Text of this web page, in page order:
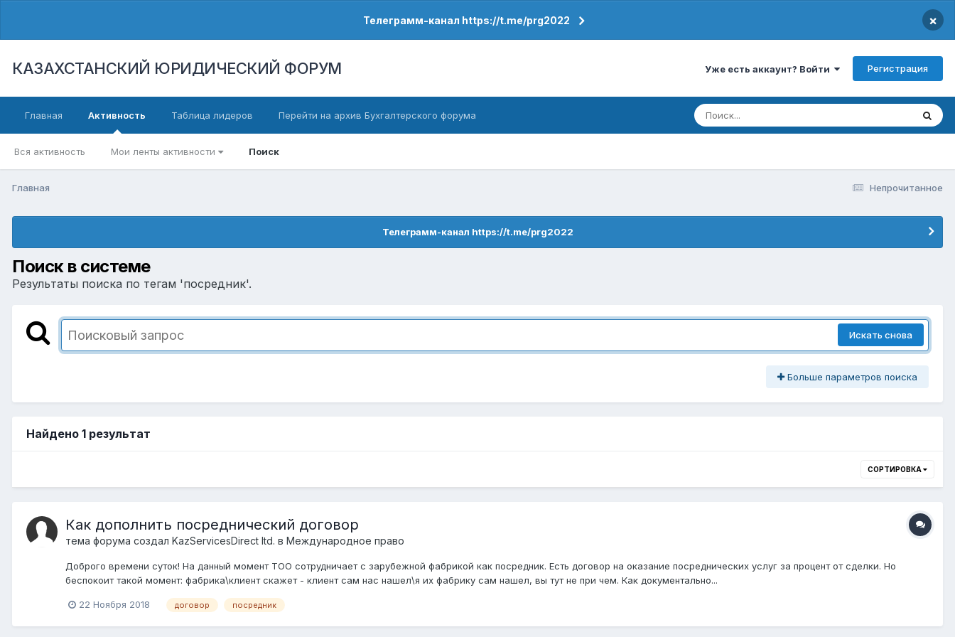
Телеграмм-канал https://t.me/prg2022 ×
КАЗАХСТАНСКИЙ ЮРИДИЧЕСКИЙ ФОРУМ Уже есть аккаунт? Войти Регистрация
Главная Активность
Вся активность Мои ленты активности Поиск
Таблица лидеров Перейти на архив Бухгалтерского форума
Непрочитанное
Главная
Телеграмм-канал https://t.me/prg2022
Поиск в системе
Результаты поиска по тегам 'посредник'.
Искать снова
Больше параметров поиска
Найдено 1 результат
СОРТИРОВКА
Как дополнить посреднический договор
тема форума создал KazServicesDirect ltd. в Международное право
Доброго времени суток! На данный момент ТОО сотрудничает с зарубежной фабрикой как посредник. Есть договор на оказание посреднических услуг за процент от сделки. Но
беспокоит такой момент: фабрика\клиент скажет - клиент сам нас нашел\я их фабрику сам нашел, вы тут не при чем. Как документально...
22 Ноября 2018 договор посредник